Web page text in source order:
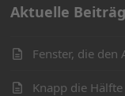
Aktuelle
Fenster, die den
Knapp die